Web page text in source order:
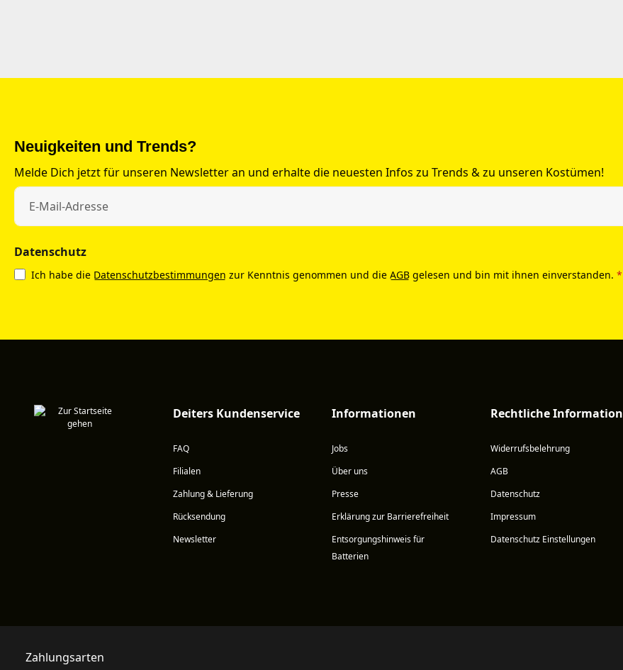
Neuigkeiten und Trends?
Melde Dich jetzt für unseren Newsletter an und erhalte die neuesten Infos zu Trends & zu unseren Kostümen!
Datenschutz
Ich habe die Datenschutzbestimmungen zur Kenntnis genommen und die AGB gelesen und bin mit ihnen einverstanden. *
Deiters Kundenservice
FAQ
Filialen
Zahlung & Lieferung
Rücksendung
Newsletter
Informationen
Jobs
Über uns
Presse
Erklärung zur Barrierefreiheit
Entsorgungshinweis für
Batterien
Rechtliche Information
Widerrufsbelehrung
AGB
Datenschutz
Impressum
Datenschutz Einstellungen
Zahlungsarten